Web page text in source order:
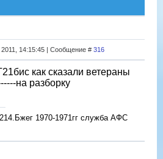
2011, 14:15:45 | Сообщение # 316
как сказали ветераны
на разборку
1970-1971гг служба АФС